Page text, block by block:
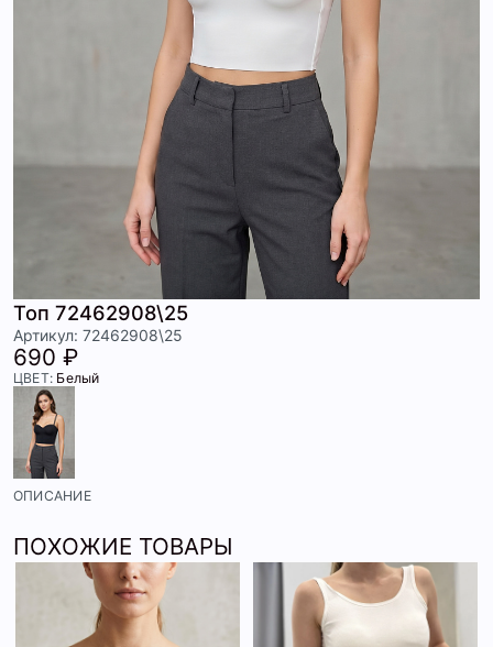
Топ 72462908\25
Артикул: 72462908\25
690 ₽
ЦВЕТ: Белый
ОПИСАНИЕ
ПОХОЖИЕ ТОВАРЫ